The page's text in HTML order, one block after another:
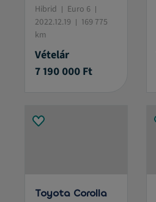
Hibrid
Euro 6
2022.12.19
169 775
km
Vételár
7 190 000 Ft
Toyota Corolla